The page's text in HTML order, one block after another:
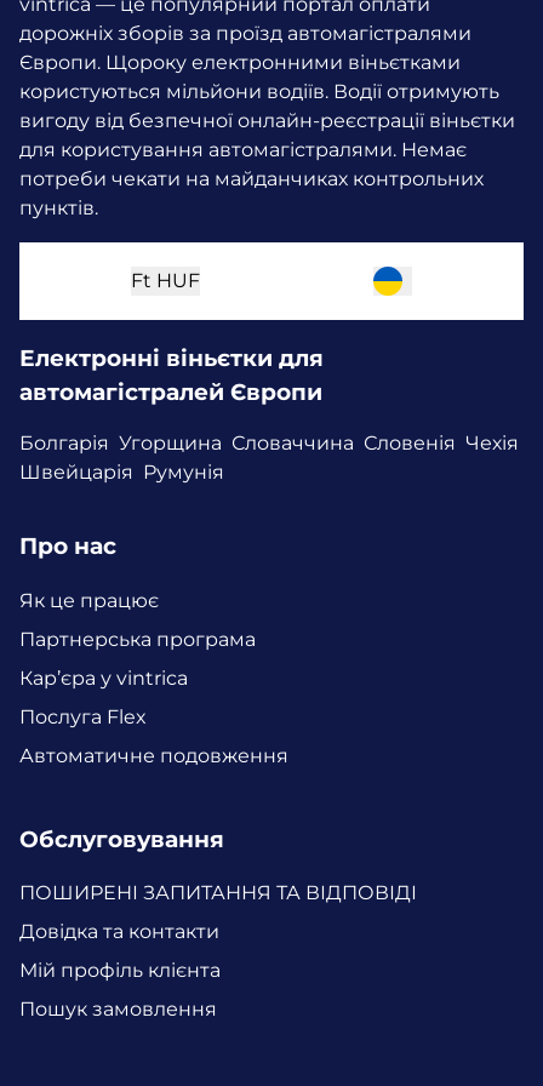
дорожніх зборів за проїзд автомагістралями
Європи. Щороку електронними віньєтками
користуються мільйони водіїв. Водії отримують
вигоду від безпечної онлайн-реєстрації віньєтки
для користування автомагістралями. Немає
потреби чекати на майданчиках контрольних
пунктів.
Ft HUF
Електронні віньєтки для
автомагістралей Європи
Болгарія Угорщина Словаччина Словенія Чехія
Швейцарія
Румунія
Про нас
Як це працює
Партнерська програма
Кар’єра у vintrica
Послуга Flex
Автоматичне подовження
Обслуговування
ПОШИРЕНІ ЗАПИТАННЯ ТА ВІДПОВІДІ
Довідка та контакти
Мій профіль клієнта
Пошук замовлення